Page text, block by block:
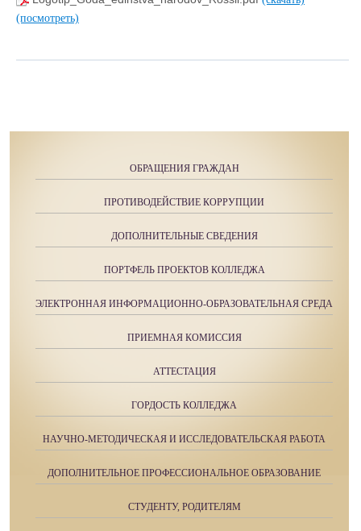
(посмотреть)
ОБРАЩЕНИЯ ГРАЖДАН
ПРОТИВОДЕЙСТВИЕ КОРРУПЦИИ
ДОПОЛНИТЕЛЬНЫЕ СВЕДЕНИЯ
ПОРТФЕЛЬ ПРОЕКТОВ КОЛЛЕДЖА
ЭЛЕКТРОННАЯ ИНФОРМАЦИОННО-ОБРАЗОВАТЕЛЬНАЯ СРЕДА
ПРИЕМНАЯ КОМИССИЯ
АТТЕСТАЦИЯ
ГОРДОСТЬ КОЛЛЕДЖА
НАУЧНО-МЕТОДИЧЕСКАЯ И ИССЛЕДОВАТЕЛЬСКАЯ РАБОТА
ДОПОЛНИТЕЛЬНОЕ ПРОФЕССИОНАЛЬНОЕ ОБРАЗОВАНИЕ
СТУДЕНТУ, РОДИТЕЛЯМ